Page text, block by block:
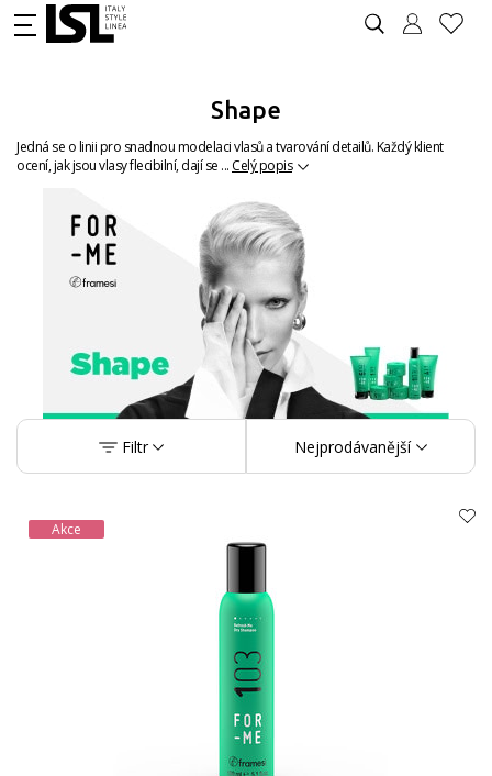
Shape
Jedná se o linii pro snadnou modelaci vlasů a tvarování detailů. Každý klient
ocení, jak jsou vlasy flecibilní, dají se ... Celý popis
Filtr Nejprodávanější
Akce